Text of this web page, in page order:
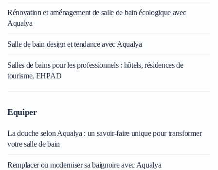
Rénovation et aménagement de salle de bain écologique avec
Aqualya
Salle de bain design et tendance avec Aqualya
Salles de bains pour les professionnels : hôtels, résidences de
tourisme, EHPAD
Equiper
La douche selon Aqualya : un savoir-faire unique pour transformer
votre salle de bain
Remplacer ou moderniser sa baignoire avec Aqualya